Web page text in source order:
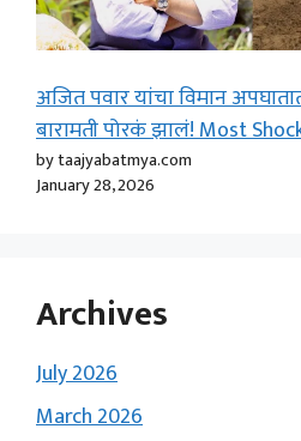
अजित पवार यांचा विमान अपघातात
बारामती पोरकं झालं! Most
by taajyabatmya.com
January 28, 2026
Archives
July 2026
March 2026